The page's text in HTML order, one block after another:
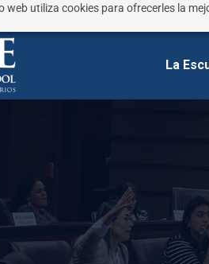
web utiliza cookies para ofrecerles la
Responde estas preguntas
La